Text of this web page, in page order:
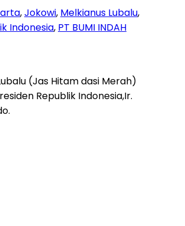
,Jokowi, Melkianus Lubalu,
Indonesia, PT BUMI INDAH
(Jas Hitam dasi Merah)
Republik Indonesia,Ir.